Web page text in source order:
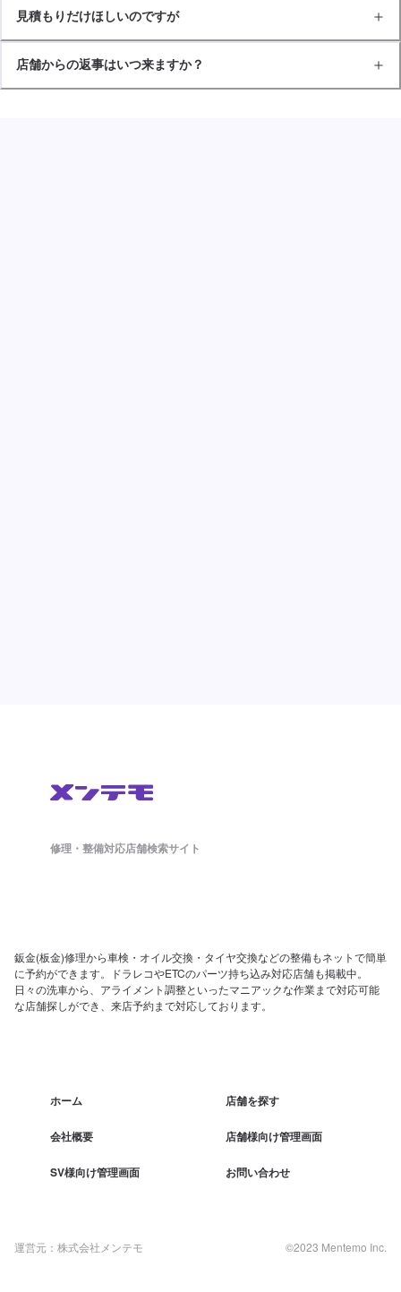
見積もりだけほしいのですが
店舗からの返事はいつ来ますか？
修理・整備対応店舗検索サイト
鈑金(板金)修理から車検・オイル交換・タイヤ交換などの整備もネットで簡単
に予約ができます。ドラレコやETCのパーツ持ち込み対応店舗も掲載中。
日々の洗車から、アライメント調整といったマニアックな作業まで対応可能
な店舗探しができ、来店予約まで対応しております。
ホーム 店舗を探す
会社概要 店舗様向け管理画面
SV様向け管理画面 お問い合わせ
運営元：株式会社メンテモ ©2023 Mentemo Inc.